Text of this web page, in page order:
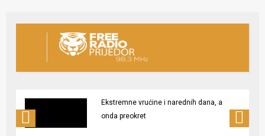
Ekstremne vrućine i narednih dana, a
onda preokret